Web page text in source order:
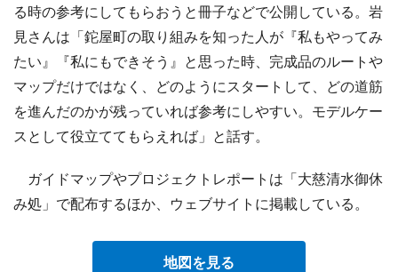
る時の参考にしてもらおうと冊子などで公開している。岩
見さんは「鉈屋町の取り組みを知った人が『私もやってみ
たい』『私にもできそう』と思った時、完成品のルートや
マップだけではなく、どのようにスタートして、どの道筋
を進んだのかが残っていれば参考にしやすい。モデルケー
スとして役立ててもらえれば」と話す。
ガイドマップやプロジェクトレポートは「大慈清水御休
み処」で配布するほか、ウェブサイトに掲載している。
地図を見る